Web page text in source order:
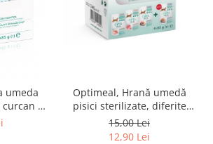
umeda
3+1,
Optimeal, Hrană umedă
pisici sterilizate, diferite
arome, (3+1), 0.34kg
15,00 Lei
12,90 Lei